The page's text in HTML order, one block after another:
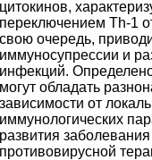
цитокинов,
переключением Тh-1
свою очередь,
иммуносупрессии и
инфекций.
могут обладать
зависимости от
иммунологических
развития
противовирусной